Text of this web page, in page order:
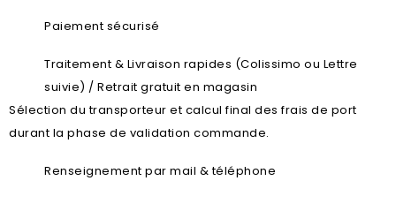
Paiement sécurisé
Traitement & Livraison rapides (Colissimo ou Lettre
suivie) / Retrait gratuit en magasin
Sélection du transporteur et calcul final des frais de port
durant la phase de validation commande.
Renseignement par mail & téléphone